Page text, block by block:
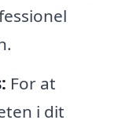
For at
i dit